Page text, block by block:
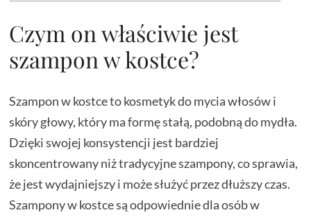
Czym on właściwie jest
szampon w kostce?
Szampon w kostce to kosmetyk do mycia włosów i
skóry głowy, który ma formę stałą, podobną do mydła.
Dzięki swojej konsystencji jest bardziej
skoncentrowany niż tradycyjne szampony, co sprawia,
że jest wydajniejszy i może służyć przez dłuższy czas.
Szampony w kostce są odpowiednie dla osób w